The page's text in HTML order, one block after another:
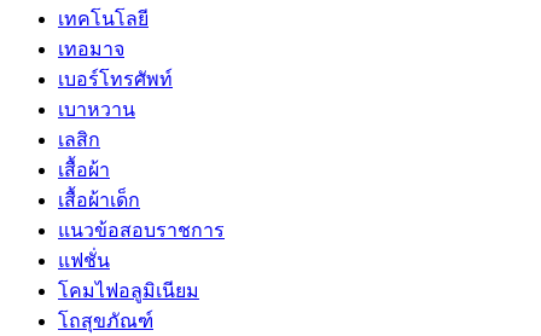
เทคโนโลยี
เทอมาจ
เบอร์โทรศัพท์
เบาหวาน
เลสิก
เสื้อผ้า
เสื้อผ้าเด็ก
แนวข้อสอบราชการ
แฟชั่น
โคมไฟอลูมิเนียม
โถสุขภัณฑ์